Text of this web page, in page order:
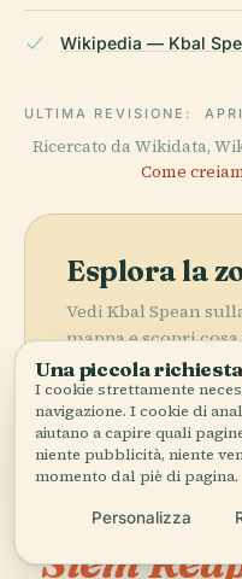
Wikipedia — Kbal
ULTIMA REVISIONE:
Ricercato da Wikidata,
Come
Esplora la
Vedi Kbal Spean
mappa e scopri
dintorni.
More in
Siem
Una piccola
I cookie strettamente
navigazione. I cookie di
aiutano a capire quali
niente pubblicità, niente
momento dal piè di pagina.
Personalizza